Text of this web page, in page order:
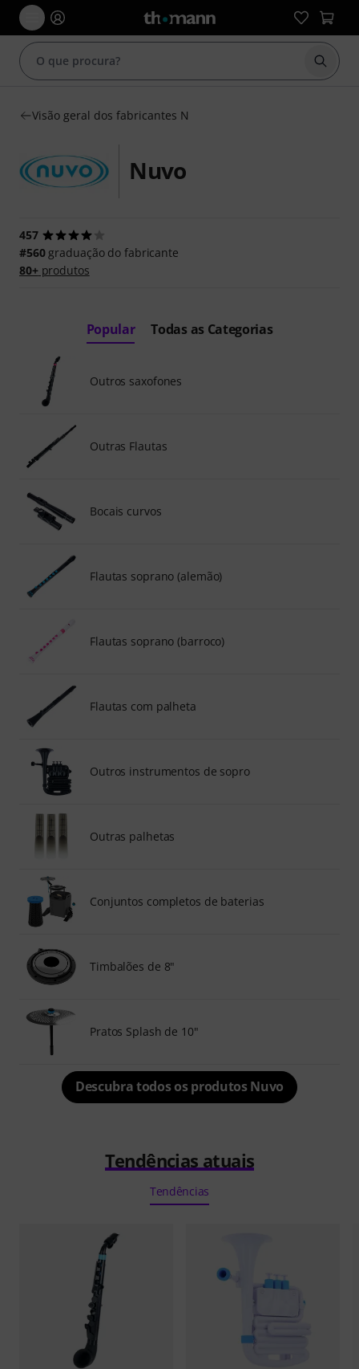
Iniciar
Visão geral dos fabricantes N
Nuvo
457
#560graduação do fabricante
80+produtos
Popular Todas as Categorias
Outros saxofones
Outras Flautas
Bocais curvos
Flautas soprano (alemão)
Flautas soprano (barroco)
Flautas com palheta
Outros instrumentos de sopro
Outras palhetas
Conjuntos completos de baterias
Timbalões de 8"
Pratos Splash de 10"
Descubra todos os produtos Nuvo
Tendências atuais
Tendências